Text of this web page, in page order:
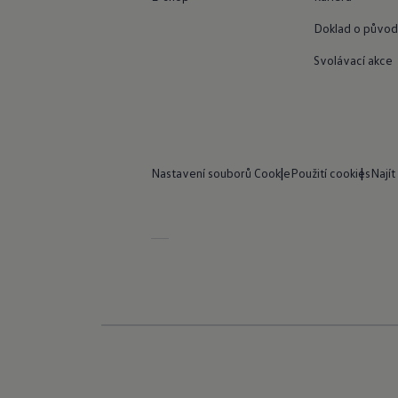
Doklad o
Svolávací akce
Nastavení souborů CookiePoužití cookies